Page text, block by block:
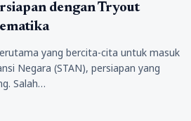
dengan Tryout
yang bercita-cita untuk masuk
Negara (STAN), persiapan yang
Salah…